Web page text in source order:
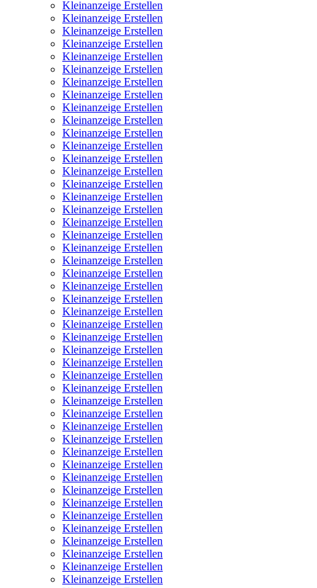
Kleinanzeige Erstellen
Kleinanzeige Erstellen
Kleinanzeige Erstellen
Kleinanzeige Erstellen
Kleinanzeige Erstellen
Kleinanzeige Erstellen
Kleinanzeige Erstellen
Kleinanzeige Erstellen
Kleinanzeige Erstellen
Kleinanzeige Erstellen
Kleinanzeige Erstellen
Kleinanzeige Erstellen
Kleinanzeige Erstellen
Kleinanzeige Erstellen
Kleinanzeige Erstellen
Kleinanzeige Erstellen
Kleinanzeige Erstellen
Kleinanzeige Erstellen
Kleinanzeige Erstellen
Kleinanzeige Erstellen
Kleinanzeige Erstellen
Kleinanzeige Erstellen
Kleinanzeige Erstellen
Kleinanzeige Erstellen
Kleinanzeige Erstellen
Kleinanzeige Erstellen
Kleinanzeige Erstellen
Kleinanzeige Erstellen
Kleinanzeige Erstellen
Kleinanzeige Erstellen
Kleinanzeige Erstellen
Kleinanzeige Erstellen
Kleinanzeige Erstellen
Kleinanzeige Erstellen
Kleinanzeige Erstellen
Kleinanzeige Erstellen
Kleinanzeige Erstellen
Kleinanzeige Erstellen
Kleinanzeige Erstellen
Kleinanzeige Erstellen
Kleinanzeige Erstellen
Kleinanzeige Erstellen
Kleinanzeige Erstellen
Kleinanzeige Erstellen
Kleinanzeige Erstellen
Kleinanzeige Erstellen